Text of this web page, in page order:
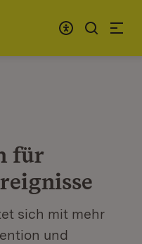
für
sich mit mehr
und